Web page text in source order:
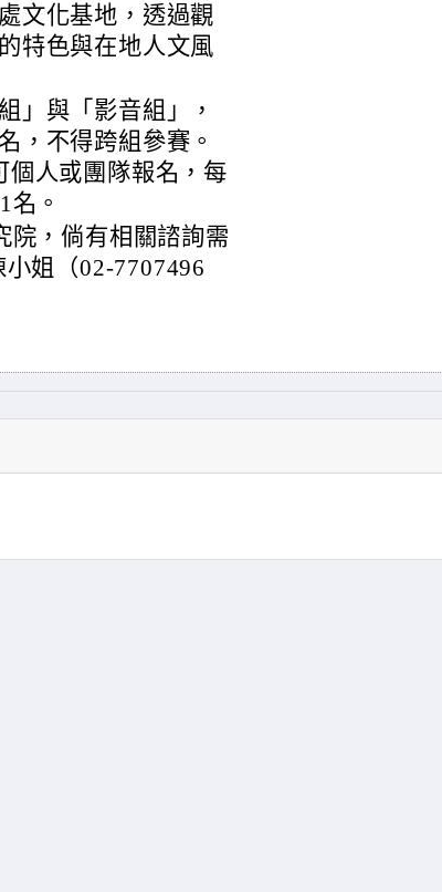
文化基地，透過觀
特色與在地人文風
」與「影音組」，
，不得跨組參賽。
個人或團隊報名，每
。
院，倘有相關諮詢需
姐（02-7707496